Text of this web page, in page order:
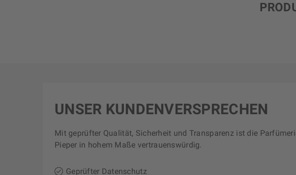
UNSER KUNDENVERSPRECHEN
Mit geprüfter Qualität, Sicherheit und Transparenz ist die
Pieper in hohem Maße vertrauenswürdig.
Geprüfter Datenschutz